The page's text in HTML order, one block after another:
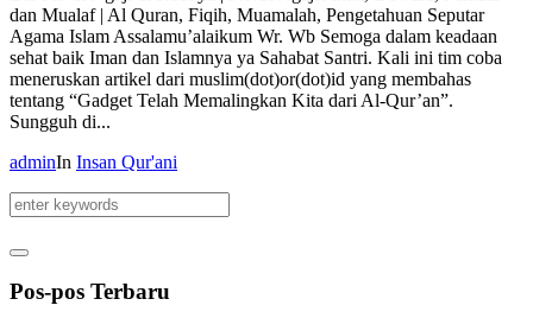
dan Mualaf | Al Quran, Fiqih, Muamalah, Pengetahuan Seputar
Agama Islam Assalamu’alaikum Wr. Wb Semoga dalam keadaan
sehat baik Iman dan Islamnya ya Sahabat Santri. Kali ini tim coba
meneruskan artikel dari muslim(dot)or(dot)id yang membahas
tentang “Gadget Telah Memalingkan Kita dari Al-Qur’an”.
Sungguh di...
adminIn Insan Qur'ani
Pos-pos Terbaru